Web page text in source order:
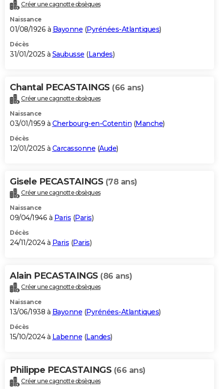
Créer une cagnotte obsèques
Naissance
01/08/1926 à Bayonne (Pyrénées-Atlantiques)
Décès
31/01/2025 à Saubusse (Landes)
Chantal PECASTAINGS (66 ans)
Créer une cagnotte obsèques
Naissance
03/01/1959 à Cherbourg-en-Cotentin (Manche)
Décès
12/01/2025 à Carcassonne (Aude)
Gisele PECASTAINGS (78 ans)
Créer une cagnotte obsèques
Naissance
09/04/1946 à Paris (Paris)
Décès
24/11/2024 à Paris (Paris)
Alain PECASTAINGS (86 ans)
Créer une cagnotte obsèques
Naissance
13/06/1938 à Bayonne (Pyrénées-Atlantiques)
Décès
15/10/2024 à Labenne (Landes)
Philippe PECASTAINGS (66 ans)
Créer une cagnotte obsèques